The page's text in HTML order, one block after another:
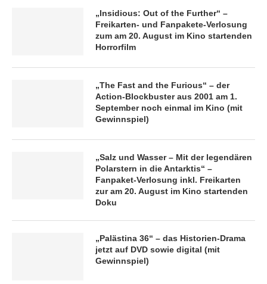
„Insidious: Out of the Further“ –
Freikarten- und Fanpakete-Verlosung
zum am 20. August im Kino startenden
Horrorfilm
„The Fast and the Furious“ – der
Action-Blockbuster aus 2001 am 1.
September noch einmal im Kino (mit
Gewinnspiel)
„Salz und Wasser – Mit der legendären
Polarstern in die Antarktis“ –
Fanpaket-Verlosung inkl. Freikarten
zur am 20. August im Kino startenden
Doku
„Palästina 36“ – das Historien-Drama
jetzt auf DVD sowie digital (mit
Gewinnspiel)